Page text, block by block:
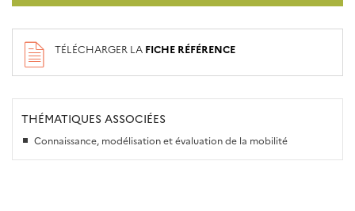
TÉLÉCHARGER LA FICHE RÉFÉRENCE
THÉMATIQUES ASSOCIÉES
Connaissance, modélisation et évaluation de la mobilité